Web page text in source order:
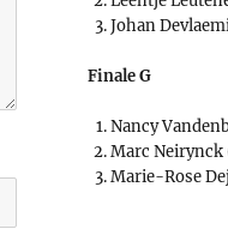
Johan
Finale G
Nancy
Marc Neirynck
Marie-Rose